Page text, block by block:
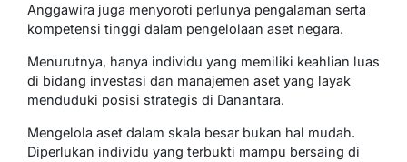
Anggawira juga menyoroti perlunya pengalaman serta
kompetensi tinggi dalam pengelolaan aset negara.
Menurutnya, hanya individu yang memiliki keahlian luas
di bidang investasi dan manajemen aset yang layak
menduduki posisi strategis di Danantara.
Mengelola aset dalam skala besar bukan hal mudah.
Diperlukan individu yang terbukti mampu bersaing di